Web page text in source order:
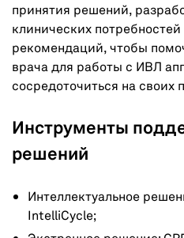
принятия решений,
клинических
рекомендаций, чтобы
врача для работы с ИВЛ
сосредоточиться на своих
Инструменты
решений
Интеллектуальное
IntelliCycle;